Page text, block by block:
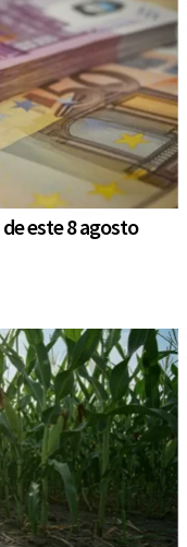
este 8 agosto